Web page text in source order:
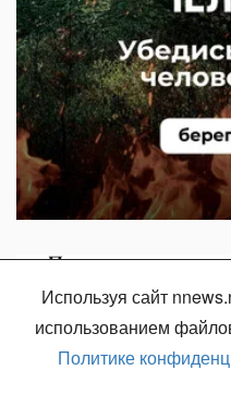
Используя сайт
использованием
Политике